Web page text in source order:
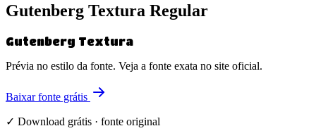
Gutenberg Textura Regular
Gutenberg Textura
Prévia no estilo da fonte. Veja a fonte exata no site oficial.
Baixar fonte grátis
✓ Download grátis · fonte original